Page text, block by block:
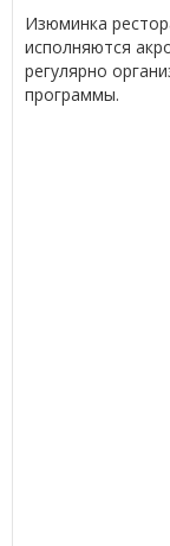
Изюминка
исполняются
регулярно
программы.